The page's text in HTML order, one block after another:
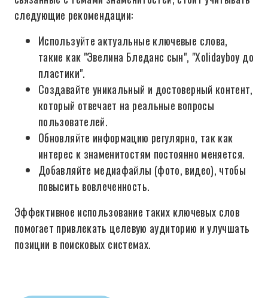
следующие рекомендации:
Используйте актуальные ключевые слова,
такие как "Эвелина Бледанс сын", "Xolidayboy до
пластики".
Создавайте уникальный и достоверный контент,
который отвечает на реальные вопросы
пользователей.
Обновляйте информацию регулярно, так как
интерес к знаменитостям постоянно меняется.
Добавляйте медиафайлы (фото, видео), чтобы
повысить вовлеченность.
Эффективное использование таких ключевых слов
помогает привлекать целевую аудиторию и улучшать
позиции в поисковых системах.